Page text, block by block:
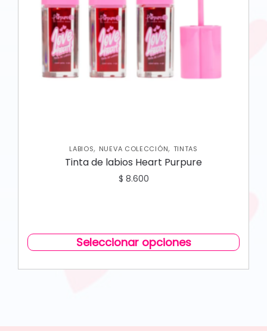
LABIOS, NUEVA COLECCIÓN, TINTAS
Tinta de labios Heart Purpure
$ 8.600
Seleccionar opciones